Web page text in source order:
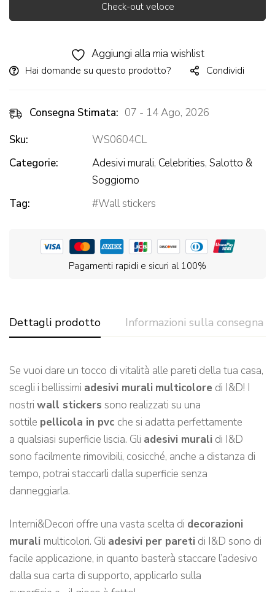
Check-out veloce
Aggiungi alla mia wishlist
Hai domande su questo prodotto? Condividi
Consegna Stimata: 07 - 14 Ago, 2026
Sku:
WS0604CL
Categorie:
Adesivi murali, Celebrities, Salotto &
Soggiorno
Tag:
Wall stickers
Pagamenti rapidi e sicuri al 100%
Dettagli prodotto Informazioni sulla consegna
Se vuoi dare un tocco di vitalità alle pareti della tua casa,
scegli i bellissimi adesivi murali multicolore di I&D! I
nostri wall stickers sono realizzati su una
sottile pellicola in pvc che si adatta perfettamente
a qualsiasi superficie liscia. Gli adesivi murali di I&D
sono facilmente rimovibili, cosicché, anche a distanza di
tempo, potrai staccarli dalla superficie senza
danneggiarla.
Interni&Decori offre una vasta scelta di decorazioni
murali multicolori. Gli adesivi per pareti di I&D sono di
facile applicazione, in quanto basterà staccare l’adesivo
dalla sua carta di supporto, applicarlo sulla